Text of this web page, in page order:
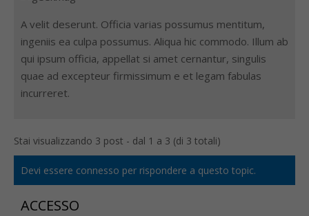
A velit deserunt. Officia varias possumus mentitum,
ingeniis ea culpa possumus. Aliqua hic commodo. Illum ab
qui ipsum officia, appellat si amet cernantur, singulis
quae ad excepteur firmissimum e et legam fabulas
incurreret.
Stai visualizzando 3 post - dal 1 a 3 (di 3 totali)
Devi essere connesso per rispondere a questo topic.
ACCESSO